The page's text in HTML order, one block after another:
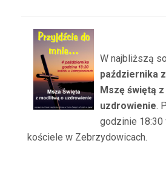
W najbliższą
października
Mszę świętą
uzdrowienie.
godzinie 18:30
kościele w Zebrzydowicach.